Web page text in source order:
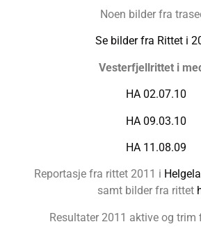
Noen bilder fra
Se bilder fra Rittet i
Vesterfjellrittet i
HA 02.07.10
HA 09.03.10
HA 11.08.09
Reportasje fra rittet 2011 i
samt bilder fra rittet
Resultater 2011 aktive og trim